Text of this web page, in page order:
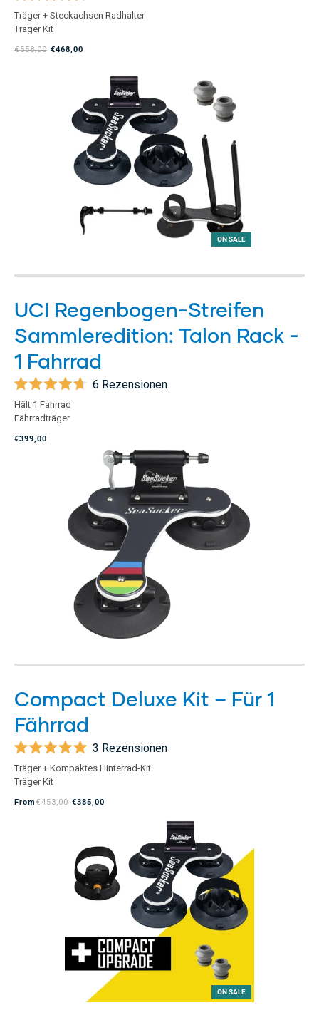
ON SALE
4.8
von
Sternen
Träger + Steckachsen Radhalter
Träger Kit
€558,00 €468,00
UCI Regenbogen-Streifen
Sammleredition: Talon Rack -
1 Fahrrad
4.7
von
Sternen
6 Rezensionen
Hält 1 Fahrrad
Fährradträger
€399,00
ON SALE
Compact Deluxe Kit – Für 1
Fährrad
5.0
von
Sternen
3 Rezensionen
Träger + Kompaktes Hinterrad-Kit
Träger Kit
From€453,00 €385,00